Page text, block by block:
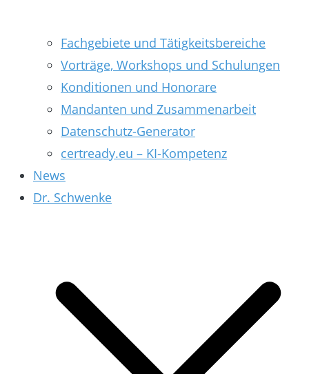
Fachgebiete und Tätigkeitsbereiche
Vorträge, Workshops und Schulungen
Konditionen und Honorare
Mandanten und Zusammenarbeit
Datenschutz-Generator
certready.eu – KI-Kompetenz
News
Dr. Schwenke